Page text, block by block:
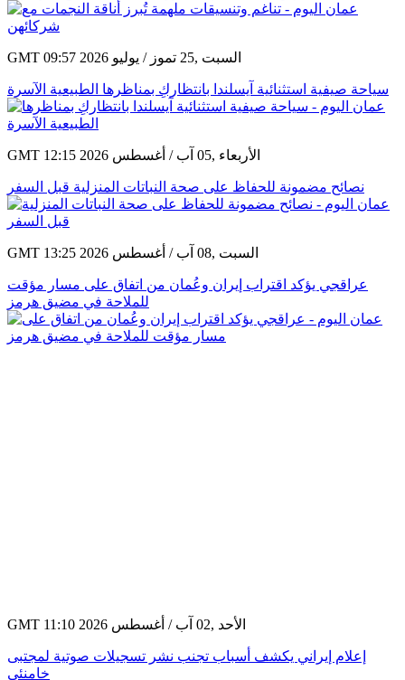
GMT 09:57 2026 السبت ,25 تموز / يوليو
سياحة صيفية استثنائية آيسلندا بانتظاركِ بمناظرها الطبيعية الآسرة
GMT 12:15 2026 الأربعاء ,05 آب / أغسطس
نصائح مضمونة للحفاظ على صحة النباتات المنزلية قبل السفر
GMT 13:25 2026 السبت ,08 آب / أغسطس
عراقجي يؤكد اقتراب إيران وعُمان من اتفاق على مسار مؤقت
للملاحة في مضيق هرمز
GMT 11:10 2026 الأحد ,02 آب / أغسطس
إعلام إيراني يكشف أسباب تجنب نشر تسجيلات صوتية لمجتبى
خامنئي